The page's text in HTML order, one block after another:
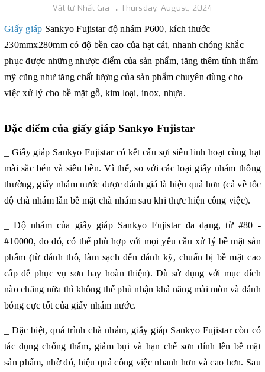
Vật tư Nhất Gia Thursday, August, 2024
Giấy giáp Sankyo Fujistar độ nhám P600, kích thước
230mmx280mm có độ bền cao của hạt cát, nhanh chóng khắc
phục được những nhược điểm của sản phẩm, tăng thêm tính thẩm
mỹ cũng như tăng chất lượng của sản phẩmchuyên dùng cho
việc xử lý cho bề mặt gỗ, kim loại, inox, nhựa.
Đặc điểm của giấy giáp Sankyo Fujistar
_ Giấy giáp Sankyo Fujistar có kết cấu sợi siêu linh hoạt cùng hạt
mài sắc bén và siêu bền. Vì thế, so với các loại giấy nhám thông
thường, giấy nhám nước được đánh giá là hiệu quả hơn (cả về tốc
độ chà nhám lẫn bề mặt chà nhám sau khi thực hiện công việc).
_ Độ nhám của giấy giáp Sankyo Fujistar đa dạng, từ #80 -
#10000, do đó, có thể phù hợp với mọi yêu cầu xử lý bề mặt sản
phẩm (từ đánh thô, làm sạch đến đánh kỹ, chuẩn bị bề mặt cao
cấp để phục vụ sơn hay hoàn thiện). Dù sử dụng với mục đích
nào chăng nữa thì không thể phủ nhận khả năng mài mòn và đánh
bóng cực tốt của giấy nhám nước.
_ Đặc biệt, quá trình chà nhám, giấy giáp Sankyo Fujistar còn có
tác dụng chống thấm, giảm bụi và hạn chế sơn dính lên bề mặt
sản phẩm, nhờ đó, hiệu quả công việc nhanh hơn và cao hơn. Sau